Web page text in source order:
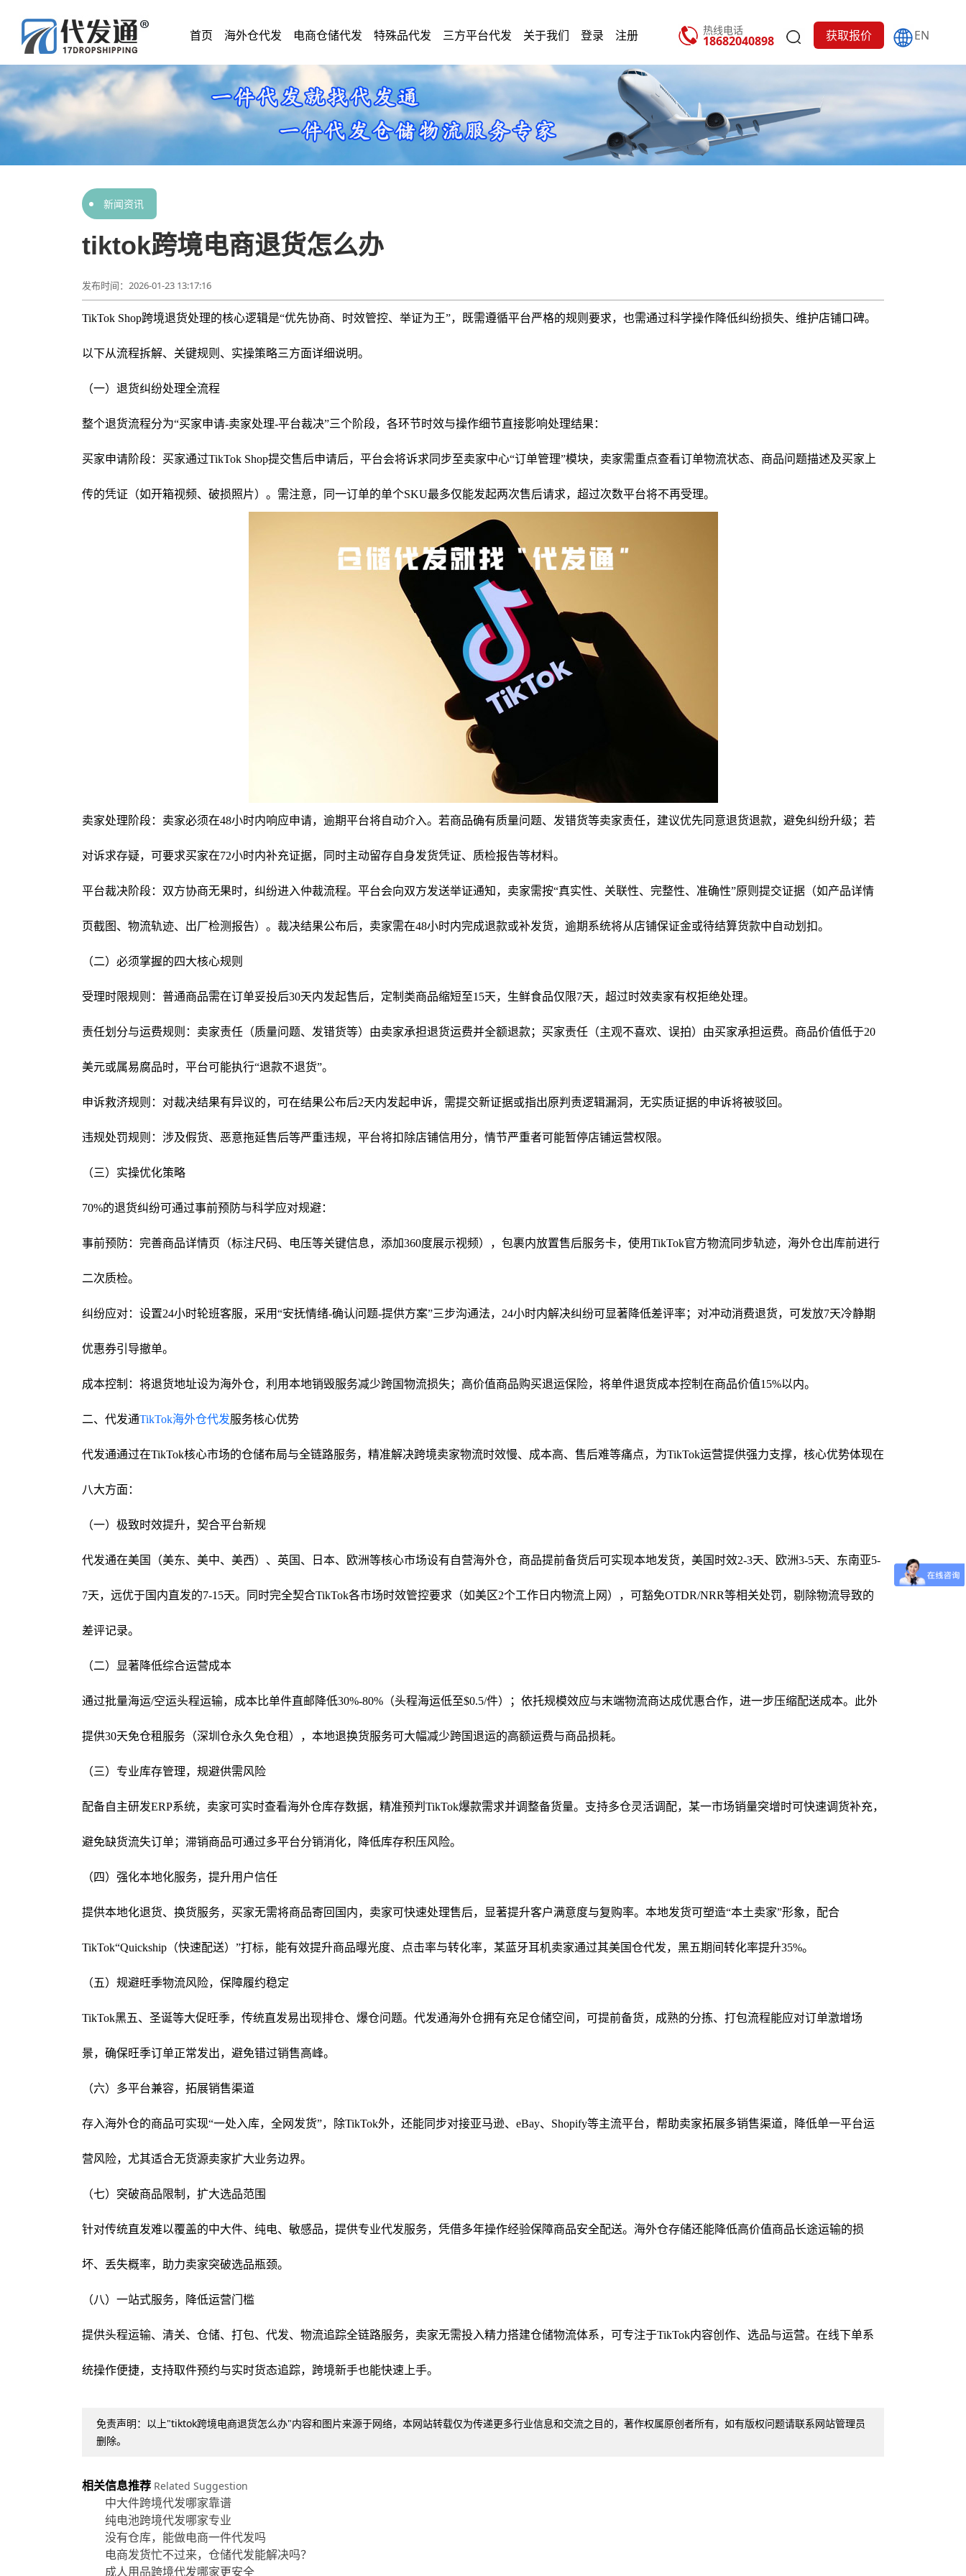
首页 海外仓代发 电商仓储代发 特殊品代发 三方平台代发 关于我们 登录 注册 热线电话
18682040898 获取报价 EN
新闻资讯
tiktok跨境电商退货怎么办
发布时间：2026-01-23 13:17:16
TikTok Shop跨境退货处理的核心逻辑是“优先协商、时效管控、举证为王”，既需遵循平台严格的规则要求，也需通过科学操作降低纠纷损失、维护店铺口碑。
以下从流程拆解、关键规则、实操策略三方面详细说明。
（一）退货纠纷处理全流程
整个退货流程分为“买家申请-卖家处理-平台裁决”三个阶段，各环节时效与操作细节直接影响处理结果：
买家申请阶段：买家通过TikTok Shop提交售后申请后，平台会将诉求同步至卖家中心“订单管理”模块，卖家需重点查看订单物流状态、商品问题描述及买家上
传的凭证（如开箱视频、破损照片）。需注意，同一订单的单个SKU最多仅能发起两次售后请求，超过次数平台将不再受理。
卖家处理阶段：卖家必须在48小时内响应申请，逾期平台将自动介入。若商品确有质量问题、发错货等卖家责任，建议优先同意退货退款，避免纠纷升级；若
对诉求存疑，可要求买家在72小时内补充证据，同时主动留存自身发货凭证、质检报告等材料。
平台裁决阶段：双方协商无果时，纠纷进入仲裁流程。平台会向双方发送举证通知，卖家需按“真实性、关联性、完整性、准确性”原则提交证据（如产品详情
页截图、物流轨迹、出厂检测报告）。裁决结果公布后，卖家需在48小时内完成退款或补发货，逾期系统将从店铺保证金或待结算货款中自动划扣。
（二）必须掌握的四大核心规则
受理时限规则：普通商品需在订单妥投后30天内发起售后，定制类商品缩短至15天，生鲜食品仅限7天，超过时效卖家有权拒绝处理。
责任划分与运费规则：卖家责任（质量问题、发错货等）由卖家承担退货运费并全额退款；买家责任（主观不喜欢、误拍）由买家承担运费。商品价值低于20
美元或属易腐品时，平台可能执行“退款不退货”。
申诉救济规则：对裁决结果有异议的，可在结果公布后2天内发起申诉，需提交新证据或指出原判责逻辑漏洞，无实质证据的申诉将被驳回。
违规处罚规则：涉及假货、恶意拖延售后等严重违规，平台将扣除店铺信用分，情节严重者可能暂停店铺运营权限。
（三）实操优化策略
70%的退货纠纷可通过事前预防与科学应对规避：
事前预防：完善商品详情页（标注尺码、电压等关键信息，添加360度展示视频），包裹内放置售后服务卡，使用TikTok官方物流同步轨迹，海外仓出库前进行
二次质检。
纠纷应对：设置24小时轮班客服，采用“安抚情绪-确认问题-提供方案”三步沟通法，24小时内解决纠纷可显著降低差评率；对冲动消费退货，可发放7天冷静期
优惠券引导撤单。
成本控制：将退货地址设为海外仓，利用本地销毁服务减少跨国物流损失；高价值商品购买退运保险，将单件退货成本控制在商品价值15%以内。
二、代发通TikTok海外仓代发服务核心优势
代发通通过在TikTok核心市场的仓储布局与全链路服务，精准解决跨境卖家物流时效慢、成本高、售后难等痛点，为TikTok运营提供强力支撑，核心优势体现在
八大方面：
（一）极致时效提升，契合平台新规
代发通在美国（美东、美中、美西）、英国、日本、欧洲等核心市场设有自营海外仓，商品提前备货后可实现本地发货，美国时效2-3天、欧洲3-5天、东南亚5-
7天，远优于国内直发的7-15天。同时完全契合TikTok各市场时效管控要求（如美区2个工作日内物流上网），可豁免OTDR/NRR等相关处罚，剔除物流导致的
差评记录。
（二）显著降低综合运营成本
通过批量海运/空运头程运输，成本比单件直邮降低30%-80%（头程海运低至$0.5/件）；依托规模效应与末端物流商达成优惠合作，进一步压缩配送成本。此外
提供30天免仓租服务（深圳仓永久免仓租），本地退换货服务可大幅减少跨国退运的高额运费与商品损耗。
（三）专业库存管理，规避供需风险
配备自主研发ERP系统，卖家可实时查看海外仓库存数据，精准预判TikTok爆款需求并调整备货量。支持多仓灵活调配，某一市场销量突增时可快速调货补充，
避免缺货流失订单；滞销商品可通过多平台分销消化，降低库存积压风险。
（四）强化本地化服务，提升用户信任
提供本地化退货、换货服务，买家无需将商品寄回国内，卖家可快速处理售后，显著提升客户满意度与复购率。本地发货可塑造“本土卖家”形象，配合
TikTok“Quickship（快速配送）”打标，能有效提升商品曝光度、点击率与转化率，某蓝牙耳机卖家通过其美国仓代发，黑五期间转化率提升35%。
（五）规避旺季物流风险，保障履约稳定
TikTok黑五、圣诞等大促旺季，传统直发易出现排仓、爆仓问题。代发通海外仓拥有充足仓储空间，可提前备货，成熟的分拣、打包流程能应对订单激增场
景，确保旺季订单正常发出，避免错过销售高峰。
（六）多平台兼容，拓展销售渠道
存入海外仓的商品可实现“一处入库，全网发货”，除TikTok外，还能同步对接亚马逊、eBay、Shopify等主流平台，帮助卖家拓展多销售渠道，降低单一平台运
营风险，尤其适合无货源卖家扩大业务边界。
（七）突破商品限制，扩大选品范围
针对传统直发难以覆盖的中大件、纯电、敏感品，提供专业代发服务，凭借多年操作经验保障商品安全配送。海外仓存储还能降低高价值商品长途运输的损
坏、丢失概率，助力卖家突破选品瓶颈。
（八）一站式服务，降低运营门槛
提供头程运输、清关、仓储、打包、代发、物流追踪全链路服务，卖家无需投入精力搭建仓储物流体系，可专注于TikTok内容创作、选品与运营。在线下单系
统操作便捷，支持取件预约与实时货态追踪，跨境新手也能快速上手。
免责声明：以上"tiktok跨境电商退货怎么办"内容和图片来源于网络，本网站转载仅为传递更多行业信息和交流之目的，著作权属原创者所有，如有版权问题请联系网站管理员
删除。
相关信息推荐 Related Suggestion
中大件跨境代发哪家靠谱
纯电池跨境代发哪家专业
没有仓库，能做电商一件代发吗
电商发货忙不过来，仓储代发能解决吗？
成人用品跨境代发哪家更安全